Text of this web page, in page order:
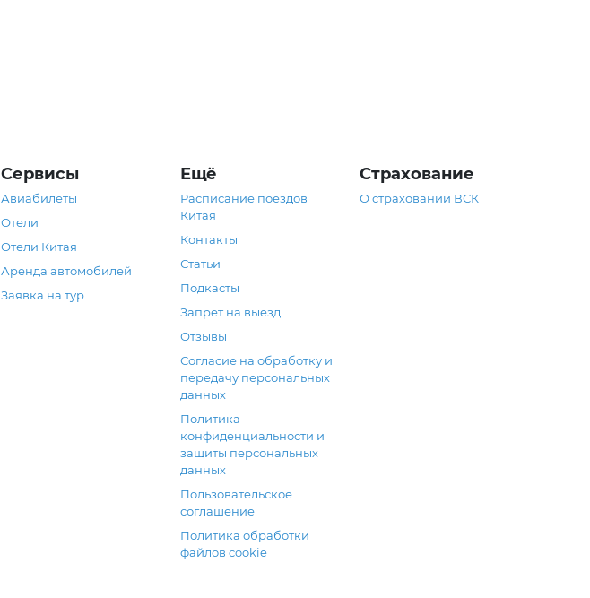
Сервисы
Авиабилеты
Отели
Отели Китая
Аренда автомобилей
Заявка на тур
Ещё
Расписание поездов
Китая
Контакты
Статьи
Подкасты
Запрет на выезд
Отзывы
Согласие на обработку и
передачу персональных
данных
Политика
конфиденциальности и
защиты персональных
данных
Пользовательское
соглашение
Политика обработки
файлов cookie
Страхование
О страховании ВСК